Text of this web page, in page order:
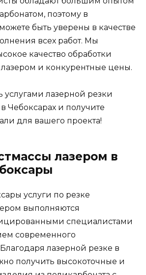
поэтому в
быть уверены в качестве
всех работ. Мы
качество обработки
и конкурентные цены.
услугами лазерной резки
Чебоксарах и получите
для вашего проекта!
лазером в
услуги по резке
выполняются
специалистами
современного
лазерной резке в
получить высокоточные и